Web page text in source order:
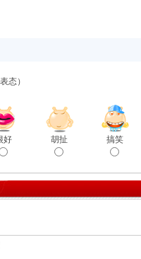
态）
好 胡扯 搞笑